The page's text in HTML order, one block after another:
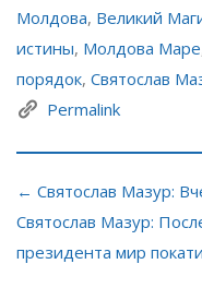
Молдова, Великий
истины, Молдова Маре
порядок, Святослав
Permalink
← Святослав Мазур:
Святослав Мазур:
президента мир